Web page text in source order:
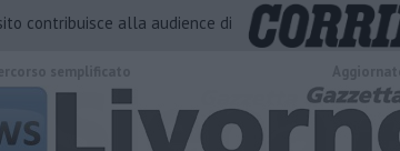
contribuisce alla audience di